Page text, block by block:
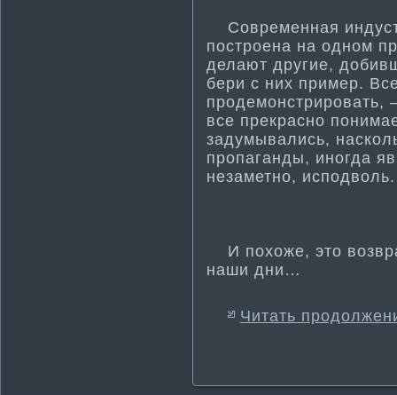
Современная
построена на одном
делают другие,
бери с них пример.
все прекрасно
задумывались,
пропаганды, иногда
незаметно, исподволь.
И похоже, это
наши дни…
Читать